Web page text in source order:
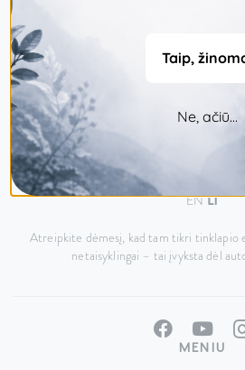
Šiaurietiškos gamtos galia,
ENLT
Atreipkite dėmesį, kad tam tikri tinklapio
netaisyklingai – tai įvyksta dėl
MENIU
Taip,
Ne, ačiū...